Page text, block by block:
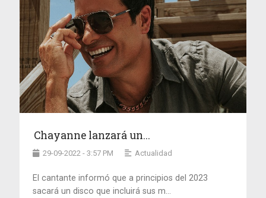
Chayanne lanzará un...
29-09-2022 - 3:57 PM Actualidad
El cantante informó que a principios del 2023
sacará un disco que incluirá sus m...